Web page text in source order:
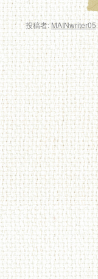
投稿者: MAINwriter05